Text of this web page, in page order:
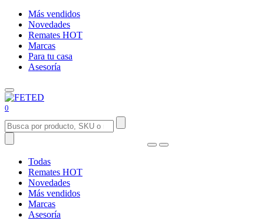
Más vendidos
Novedades
Remates HOT
Marcas
Para tu casa
Asesoría
0
Todas
Remates HOT
Novedades
Más vendidos
Marcas
Asesoría